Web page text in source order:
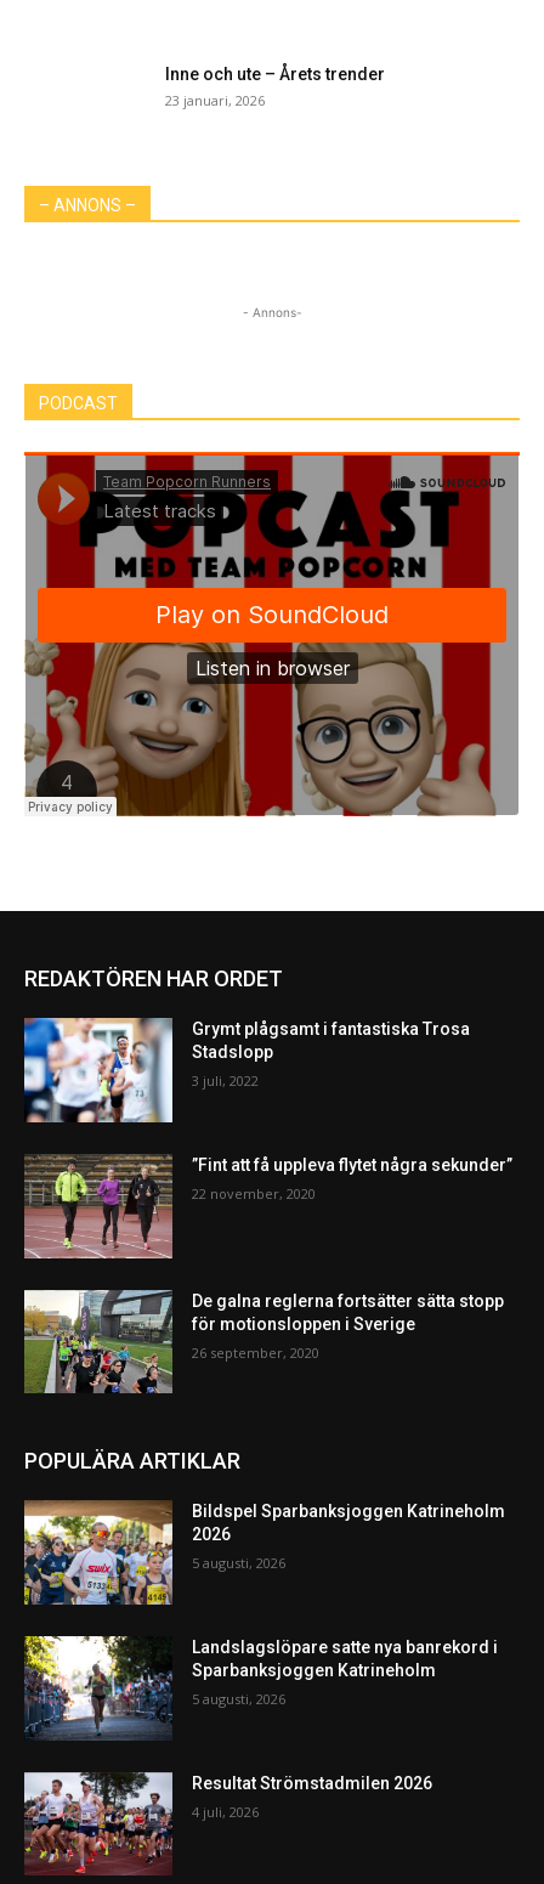
Inne och ute – Årets trender
23 januari, 2026
– ANNONS –
- Annons-
PODCAST
REDAKTÖREN HAR ORDET
Grymt plågsamt i fantastiska Trosa
Stadslopp
3 juli, 2022
”Fint att få uppleva flytet några sekunder”
22 november, 2020
De galna reglerna fortsätter sätta stopp
för motionsloppen i Sverige
26 september, 2020
POPULÄRA ARTIKLAR
Bildspel Sparbanksjoggen Katrineholm
2026
5 augusti, 2026
Landslagslöpare satte nya banrekord i
Sparbanksjoggen Katrineholm
5 augusti, 2026
Resultat Strömstadmilen 2026
4 juli, 2026